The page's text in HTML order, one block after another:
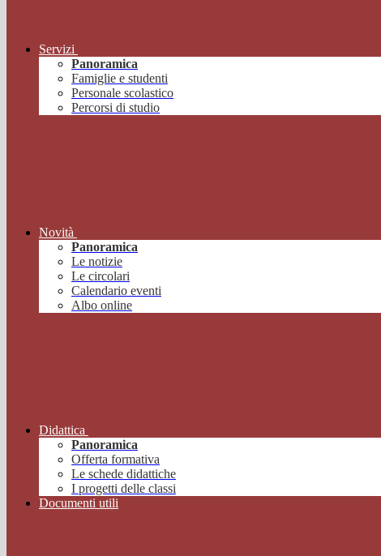
Servizi
Panoramica
Famiglie e studenti
Personale scolastico
Percorsi di studio
Novità
Panoramica
Le notizie
Le circolari
Calendario eventi
Albo online
Didattica
Panoramica
Offerta formativa
Le schede didattiche
I progetti delle classi
Documenti utili